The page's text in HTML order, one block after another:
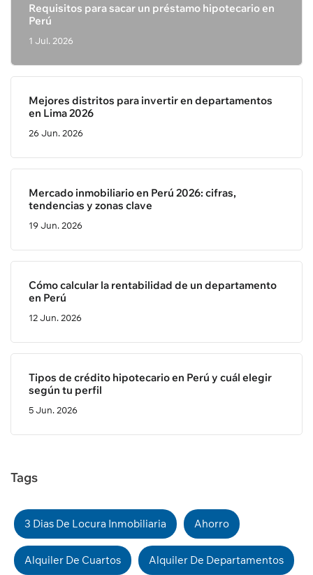
Requisitos para sacar un préstamo hipotecario en
Perú
1 Jul. 2026
Mejores distritos para invertir en departamentos
en Lima 2026
26 Jun. 2026
Mercado inmobiliario en Perú 2026: cifras,
tendencias y zonas clave
19 Jun. 2026
Cómo calcular la rentabilidad de un departamento
en Perú
12 Jun. 2026
Tipos de crédito hipotecario en Perú y cuál elegir
según tu perfil
5 Jun. 2026
Tags
3 Dias De Locura Inmobiliaria Ahorro
Alquiler De Cuartos Alquiler De Departamentos